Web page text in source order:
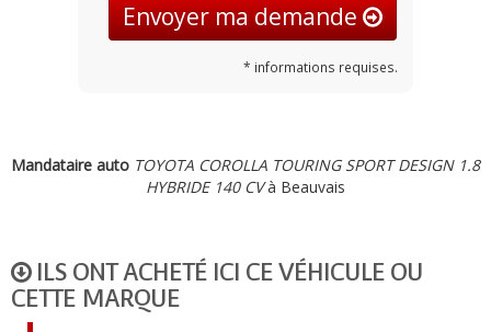
Envoyer ma demande
* informations requises.
Mandataire auto TOYOTA COROLLA TOURING SPORT DESIGN 1.8
HYBRIDE 140 CVà Beauvais
ILS ONT ACHETÉ ICI CE VÉHICULE OU
CETTE MARQUE